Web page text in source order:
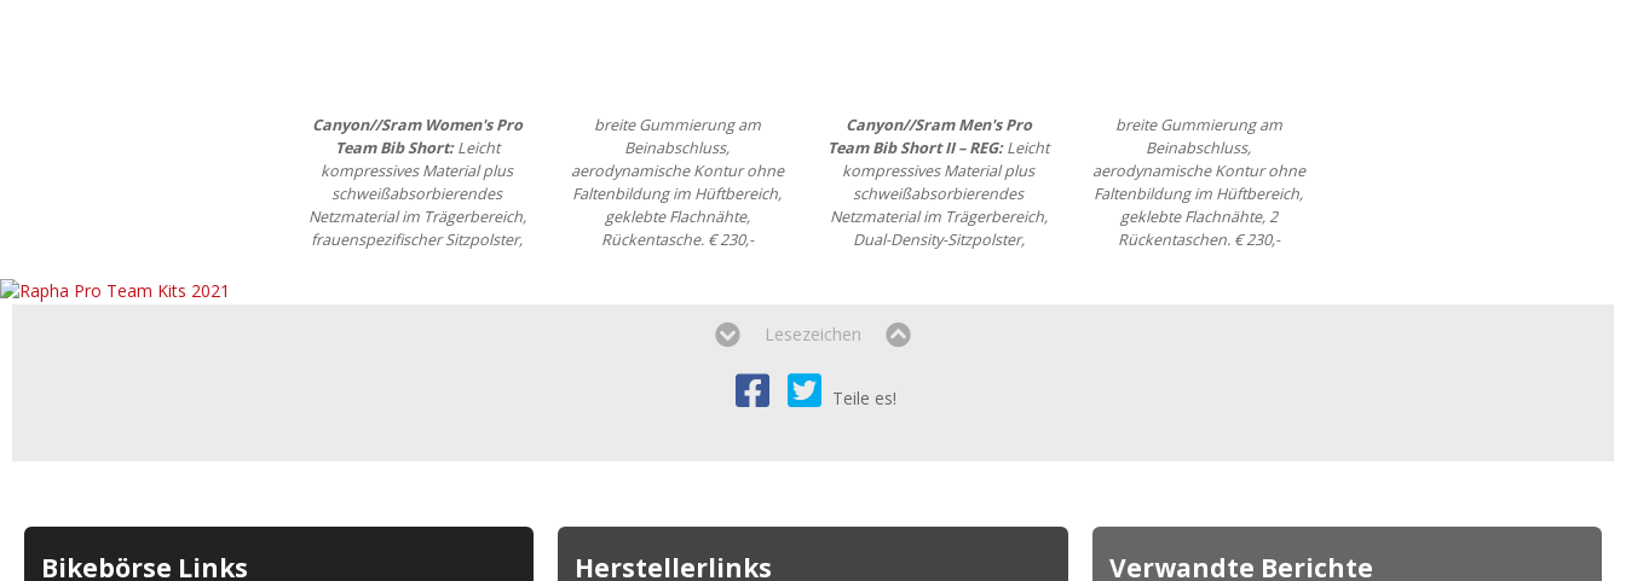
Canyon//Sram Women's Pro
Team Bib Short:Leicht
kompressives Material plus
schweißabsorbierendes
Netzmaterial im Trägerbereich,
frauenspezifischer Sitzpolster,
breite Gummierung am
Beinabschluss,
aerodynamische Kontur ohne
Faltenbildung im Hüftbereich,
geklebte Flachnähte,
Rückentasche. € 230,-
Canyon//Sram Men's Pro
Team Bib Short II – REG:Leicht
kompressives Material plus
schweißabsorbierendes
Netzmaterial im Trägerbereich,
Dual-Density-Sitzpolster,
breite Gummierung am
Beinabschluss,
aerodynamische Kontur ohne
Faltenbildung im Hüftbereich,
geklebte Flachnähte, 2
Rückentaschen. € 230,-
Lesezeichen
Teile es!
Bikebörse Links Herstellerlinks Verwandte Berichte